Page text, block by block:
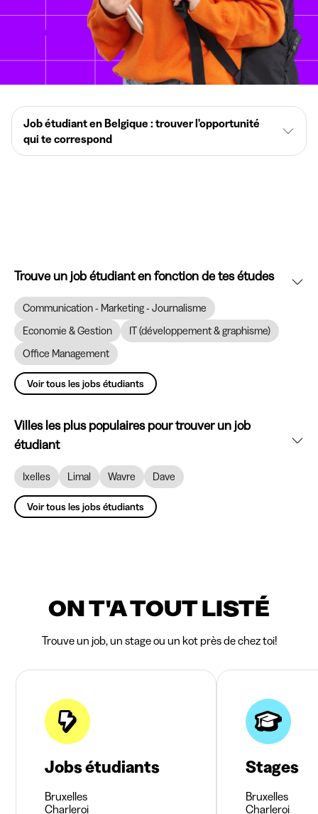
Job étudiant en Belgique : trouver l'opportunité
qui te correspond
Trouve un job étudiant en fonction de tes études
Communication - Marketing - Journalisme
Economie & Gestion
IT (développement & graphisme)
Office Management
Voir tous les jobs étudiants
Villes les plus populaires pour trouver un job
étudiant
Ixelles Limal Wavre Dave
Voir tous les jobs étudiants
ON T'A TOUT LISTÉ
Trouve un job, un stage ou un kot près de chez toi!
Jobs étudiants
Bruxelles
Charleroi
Stages
Bruxelles
Charleroi